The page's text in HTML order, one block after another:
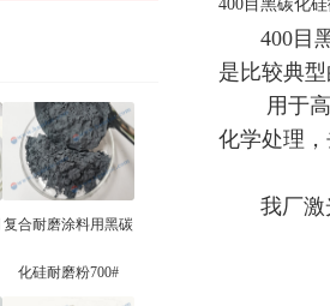
复合耐磨涂料用黑碳
化硅耐磨粉700#
400目黑碳化
400目黑
是比较典
用于高端
化学处理
我厂激